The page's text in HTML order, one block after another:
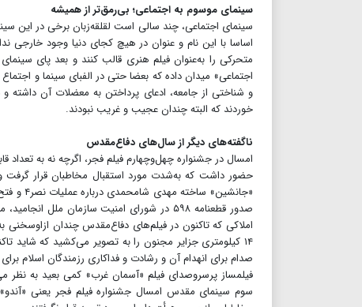
سینمای موسوم به اجتماعی؛ بی‌رمق‌تر از همیشه
سینمای اجتماعی، چند سالی است لقلقه‌زبان برخی در این
اساسا با این نام و عنوان در هیچ کجای دنیا وجود خارجی
متحرکی را به‌عنوان فیلم هنری قالب کنند و بعد پای
اجتماعی» میدان داده که بعضا حتی در الفبای سینما و
و شناختی از جامعه، ادعای پرداختن به معضلات آن داشته
خوردند که البته چندان عجیب و غریب نبودند.
ناگفته‌های دیگر از سال‌های دفاع‌مقدس
امسال در جشنواره چهل‌و‌چهارم فیلم فجر، اگرچه نه به
حضور داشت که به‌شدت مورد استقبال مخاطبان قرار
صدور قطعنامه ۵۹۸ در شورای امنیت سازمان
املاکی که تاکنون در فیلم‌های دفاع‌مقدس چندان
۱۴ کیلومتری جزایر مجنون را به تصویر می‌کشید که
صدام برای انهدام آن و رشادت و فداکاری رزمندگان اسلام
فیلمساز پر‌سر‌و‌صدای فیلم «آسمان غرب» کمی بعید به نظر
سوم سینمای مقدس امسال جشنواره فیلم فجر یعنی